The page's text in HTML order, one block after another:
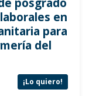
en
para
del
¡Lo quiero!